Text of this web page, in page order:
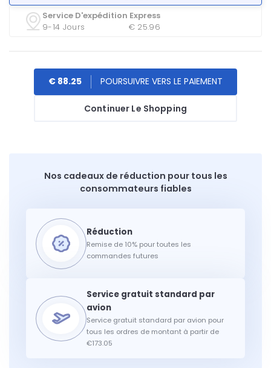
Service D'expédition Express
9-14 Jours
€ 25.96
Continuer Le Shopping
€ 88.25
Nos cadeaux de réduction pour tous les
consommateurs fiables
Remise de 10% pour toutes les
commandes futures
Service gratuit standard par avion pour
tous les ordres de montant à partir de
€173.05